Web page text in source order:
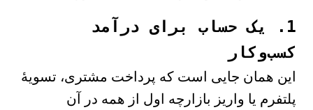
1. یک حساب برای درآمد
کسب‌وکار
این همان جایی است که پرداخت مشتری، تسویهٔ
پلتفرم یا واریز بازارچه اول از همه در آن